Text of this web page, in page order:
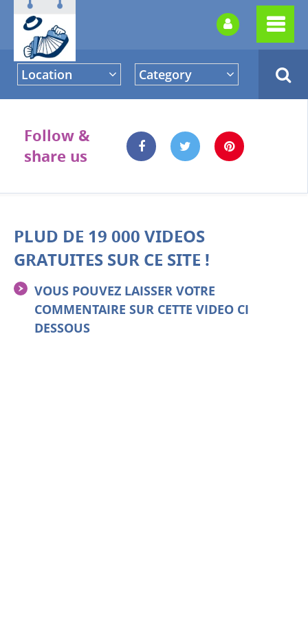
Location Category
Follow &
share us
PLUD DE 19 000 VIDEOS
GRATUITES SUR CE SITE !
VOUS POUVEZ LAISSER VOTRE
COMMENTAIRE SUR CETTE VIDEO CI
DESSOUS